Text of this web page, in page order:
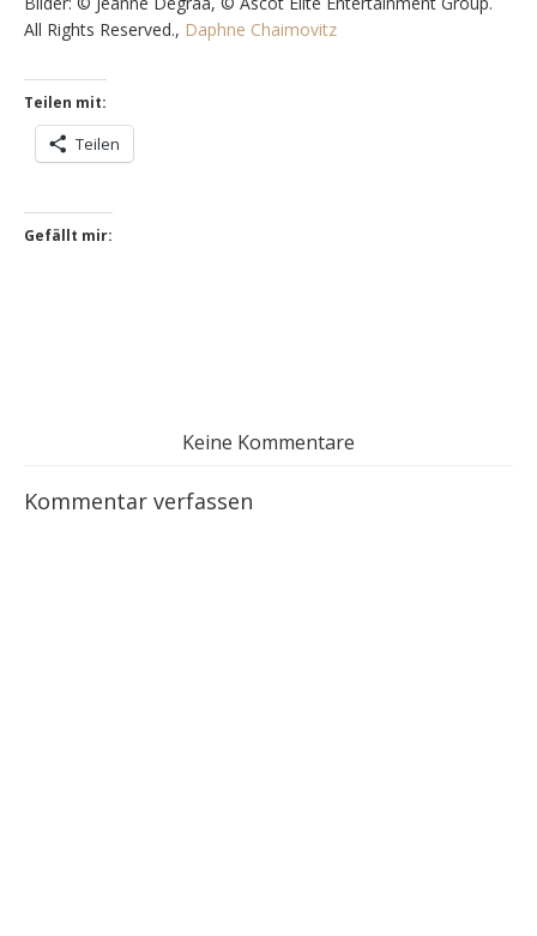
All Rights Reserved., Daphne Chaimovitz
Teilen mit:
Teilen
Gefällt mir:
Keine Kommentare
Kommentar verfassen